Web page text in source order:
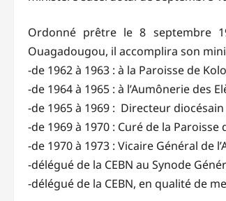
Ordonné prêtre le 8 septembre
Ouagadougou, il accomplira son
-de 1962 à 1963 : à la Paroisse de
-de 1964 à 1965 : à l’Aumônerie des
-de 1965 à 1969 : Directeur diocésain
-de 1969 à 1970 : Curé de la Paroisse
-de 1970 à 1973 : Vicaire Général de
-délégué de la CEBN au Synode
-délégué de la CEBN, en qualité de